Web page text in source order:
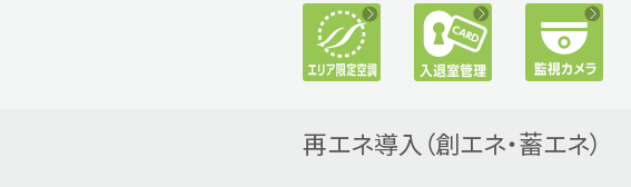
再エネ導入（創エネ・蓄エネ）